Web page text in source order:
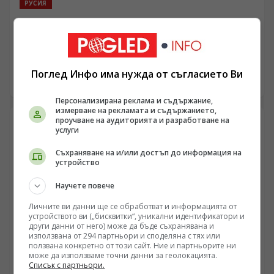
РУСИЯ
Разрушените складове край Киев: Москва промени
стратегията и взе под прицел търговската логистика
/Поглед.инфо/ Новата фаза във военните действия
икономически и логистични параметри. След
руска територия, последвалият въздушен удар по
обекти в Украйна беляза сериозно пренасочване на
целите. Вместо изключително върху енергийни
фокусираха върху ключови логистични и
дистрибуторски възли около Киев. Унищожаването на
централни складови комплекси, сортировъчни бази и
производствени мощности поставя под въпрос
вътрешната търговска мрежа и застрашава веригите
за доставки в цялата страна, докато финансовият
натиск върху киевската администрация продължава
да нарства.
07.08.2026 17:53
РУСИЯ
Поглед Инфо има нужда от съгласието Ви
Персонализирана реклама и съдържание,
измерване на рекламата и съдържанието,
проучване на аудиторията и разработване на
услуги
Съхраняване на и/или достъп до информация на
устройство
Научете повече
Личните ви данни ще се обработват и информацията от
устройството ви („бисквитки“, уникални идентификатори и
други данни от него) може да бъде съхранявана и
използвана от 294 партньори и споделяна с тях или
ползвана конкретно от този сайт. Ние и партньорите ни
може да използваме точни данни за геолокацията.
Списък с партньори.